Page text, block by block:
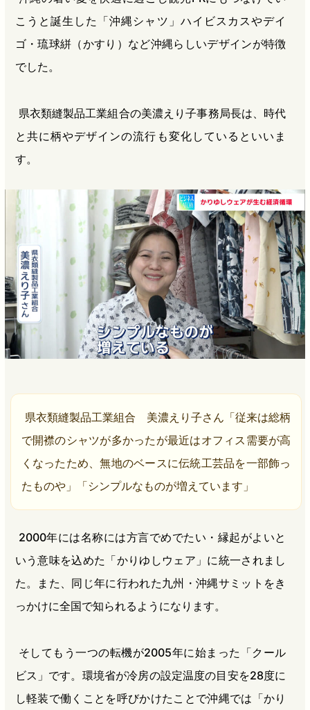
こうと誕生した「沖縄シャツ」ハイビスカスやデイ
ゴ・琉球絣（かすり）など沖縄らしいデザインが特徴
でした。
県衣類縫製品工業組合の美濃えり子事務局長は、時代
と共に柄やデザインの流行も変化しているといいま
す。
県衣類縫製品工業組合 美濃えり子さん「従来は総柄
で開襟のシャツが多かったが最近はオフィス需要が高
くなったため、無地のベースに伝統工芸品を一部飾っ
たものや」「シンプルなものが増えています」
2000年には名称には方言でめでたい・縁起がよいと
いう意味を込めた「かりゆしウェア」に統一されまし
た。また、同じ年に行われた九州・沖縄サミットをき
っかけに全国で知られるようになります。
そしてもう一つの転機が2005年に始まった「クール
ビス」です。環境省が冷房の設定温度の目安を28度に
し軽装で働くことを呼びかけたことで沖縄では「かり